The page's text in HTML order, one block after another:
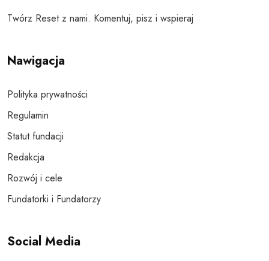
Twórz Reset z nami. Komentuj, pisz i wspieraj
Nawigacja
Polityka prywatności
Regulamin
Statut fundacji
Redakcja
Rozwój i cele
Fundatorki i Fundatorzy
Social Media